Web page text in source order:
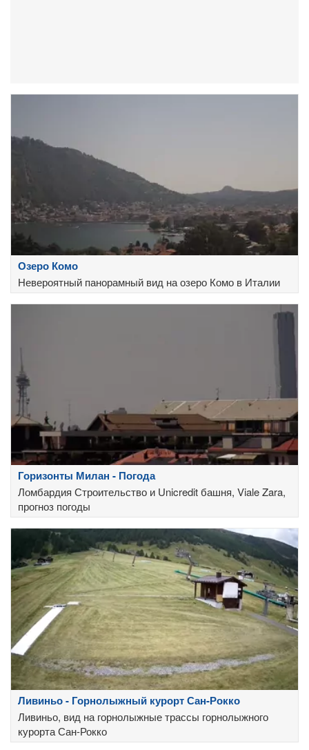
Озеро Комо
Невероятный панорамный вид на озеро Комо в Италии
Горизонты Милан - Погода
Ломбардия Строительство и Unicredit башня, Viale Zara,
прогноз погоды
Ливиньо - Горнолыжный курорт Сан-Рокко
Ливиньо, вид на горнолыжные трассы горнолыжного
курорта Сан-Рокко